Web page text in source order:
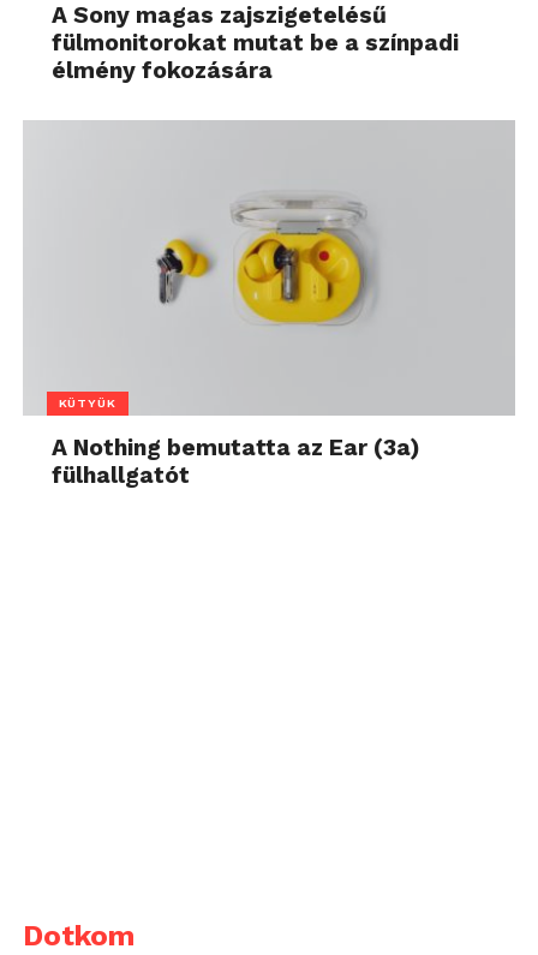
A Sony magas zajszigetelésű
fülmonitorokat mutat be a színpadi
élmény fokozására
KÜTYÜK
A Nothing bemutatta az Ear (3a)
fülhallgatót
Dotkom